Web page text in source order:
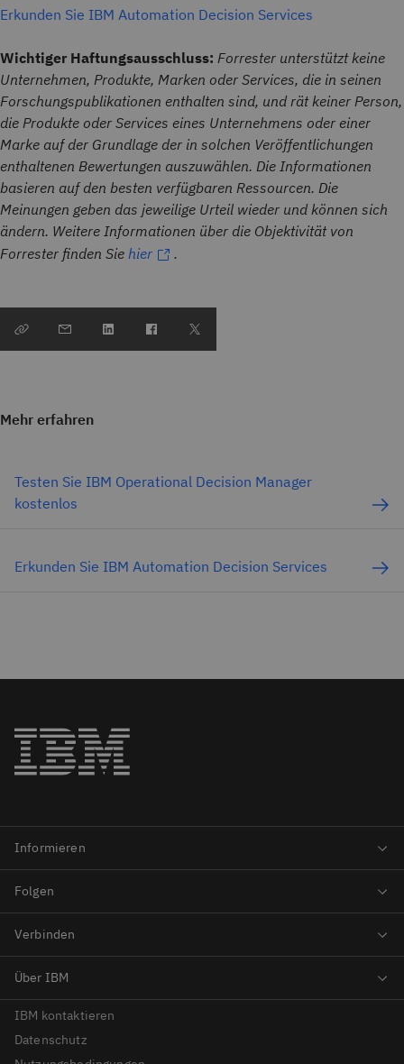
Erkunden Sie IBM Automation Decision Services
Wichtiger Haftungsausschluss: Forrester unterstützt keine
Unternehmen, Produkte, Marken oder Services, die in seinen
Forschungspublikationen enthalten sind, und rät keiner Person,
die Produkte oder Services eines Unternehmens oder einer
Marke auf der Grundlage der in solchen Veröffentlichungen
enthaltenen Bewertungen auszuwählen. Die Informationen
basieren auf den besten verfügbaren Ressourcen. Die
Meinungen geben das jeweilige Urteil wieder und können sich
ändern. Weitere Informationen über die Objektivität von
Forrester finden Sie hier .
Mehr erfahren
Testen Sie IBM Operational Decision Manager
kostenlos
Erkunden Sie IBM Automation Decision Services
IBM kontaktieren
Datenschutz